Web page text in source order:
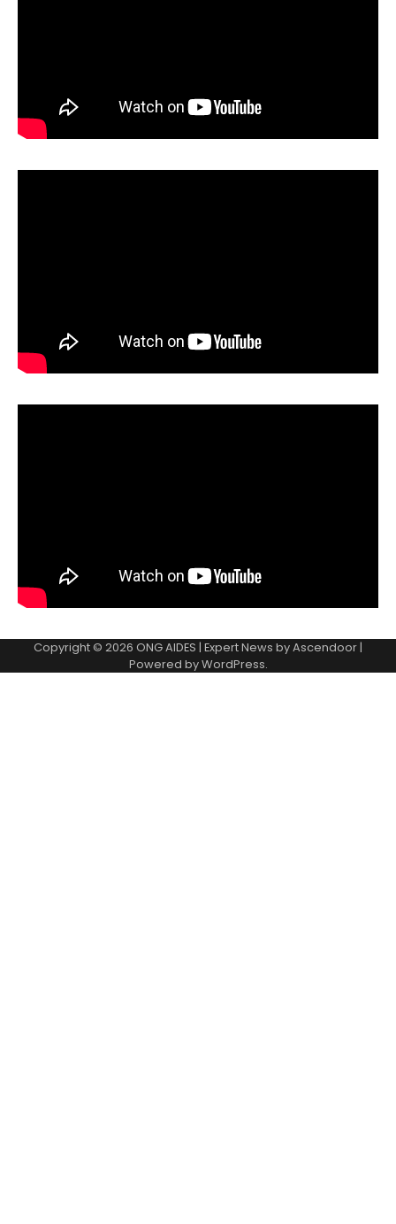
Copyright © 2026 ONG AIDES | Expert News byAscendoor |
Powered byWordPress.